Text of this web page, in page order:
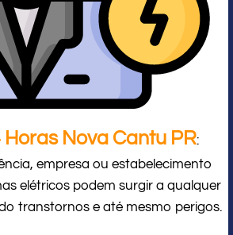
Horas Nova Cantu PR:
empresa ou estabelecimento
elétricos podem surgir a qualquer
transtornos e até mesmo perigos.